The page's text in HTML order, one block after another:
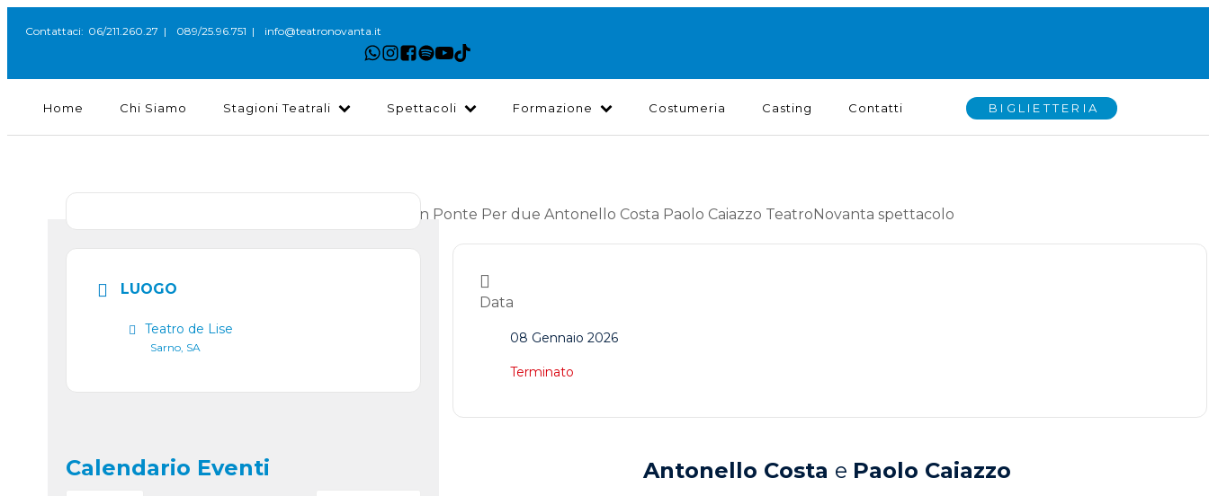
Contattaci: 06/211.260.27 | 089/25.96.751 | info@teatronovanta.it
Home Chi Siamo Stagioni Teatrali Spettacoli Formazione Costumeria Casting Contatti BIGLIETTERIA
LUOGO
Teatro de Lise
Sarno, SA
Calendario Eventi
Data
08 Gennaio 2026
Terminato
Antonello Costa e Paolo Caiazzo